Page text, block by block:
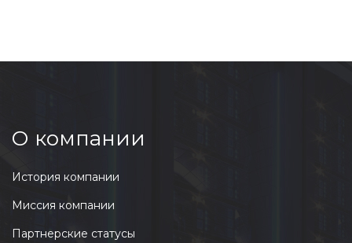
О компании
История компании
Миссия компании
Партнерские статусы